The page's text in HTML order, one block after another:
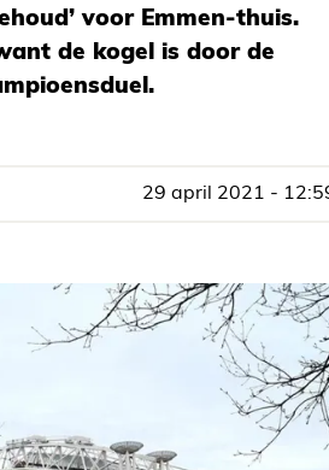
voor Emmen-thuis.
de kogel is door de
29 april 2021 -